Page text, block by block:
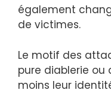
également
de victimes.
Le motif des
pure diablerie ou
moins leur